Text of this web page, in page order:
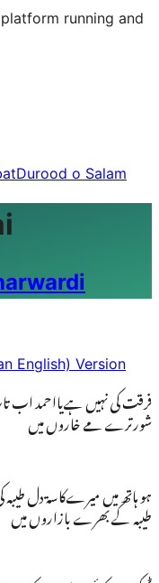
running and
Durood o Salam
English) Version
فرقت کی نہیں ہےیااحمد اب
شورترے مے خاروں میں
ہو ہاتھ میں میرےکاسۃ دل
طیبہ کے بھرے بازاروں میں